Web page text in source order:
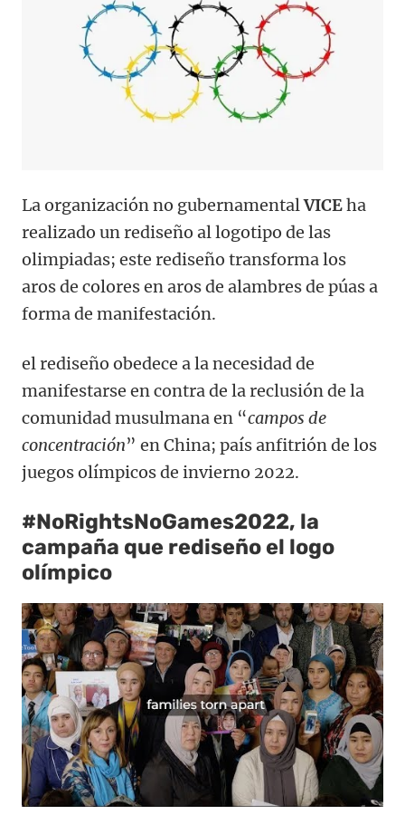
La organización no gubernamentalVICEha
realizado un rediseño al logotipo de las
olimpiadas; este rediseño transforma los
aros de colores en aros de alambres de púas a
forma de manifestación.
el rediseño obedece a la necesidad de
manifestarse en contra de la reclusión de la
comunidad musulmana en “campos de
concentración” en China; país anfitrión de los
juegos olímpicos de invierno 2022.
#NoRightsNoGames2022, la
campaña que rediseño el logo
olímpico